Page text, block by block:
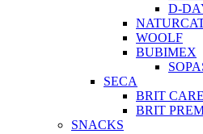
D-
WOOLF
BUBIMEX
SECA
BRIT CARE
BRIT
SNACKS